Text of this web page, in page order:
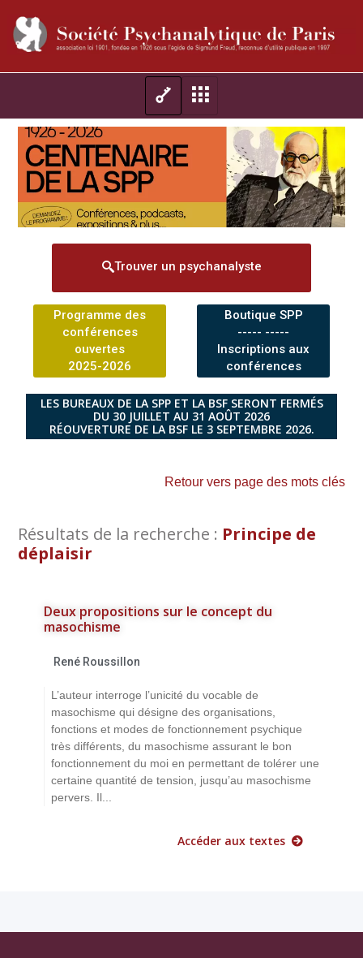
Trouver un psychanalyste
Programme des
conférences
ouvertes
2025-2026
Boutique SPP
----- -----
Inscriptions aux
conférences
LES BUREAUX DE LA SPP ET LA BSF SERONT FERMÉS
DU 30 JUILLET AU 31 AOÛT 2026
RÉOUVERTURE DE LA BSF LE 3 SEPTEMBRE 2026.
Retour vers page des mots clés
Résultats de la recherche : Principe de
déplaisir
Deux propositions sur le concept du
masochisme
René Roussillon
L’auteur interroge l’unicité du vocable de
masochisme qui désigne des organisations,
fonctions et modes de fonctionnement psychique
très différents, du masochisme assurant le bon
fonctionnement du moi en permettant de tolérer une
certaine quantité de tension, jusqu’au masochisme
pervers. Il...
Accéder aux textes